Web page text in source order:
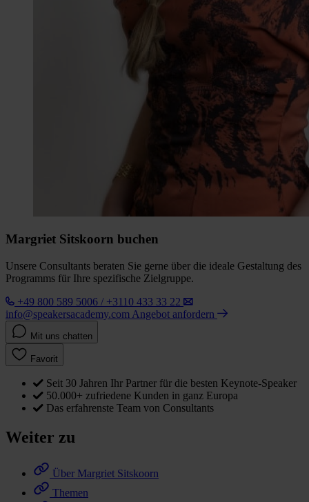
Margriet Sitskoorn buchen
Unsere Consultants beraten Sie gerne über die ideale Gestaltung des
Programms für Ihre spezifische Zielgruppe.
+49 800 589 5006 / +3110 433 33 22
info@speakersacademy.com Angebot anfordern
Mit uns chatten
Favorit
Seit 30 Jahren Ihr Partner für die besten Keynote-Speaker
50.000+ zufriedene Kunden in ganz Europa
Das erfahrenste Team von Consultants
Weiter zu
Über Margriet Sitskoorn
Themen